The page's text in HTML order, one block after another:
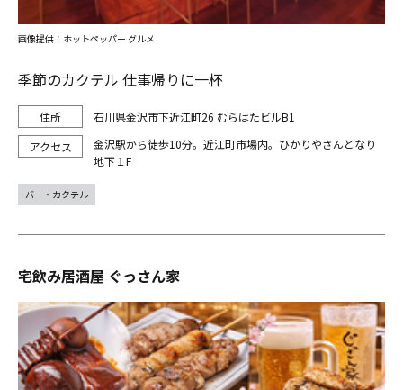
季節のカクテル 仕事帰りに一杯
石川県金沢市下近江町26 むらはたビルB1
金沢駅から徒歩10分。近江町市場内。ひかりやさんとなり
地下１F
画像提供：ホットペッパー グルメ
バー・カクテル
宅飲み居酒屋 ぐっさん家